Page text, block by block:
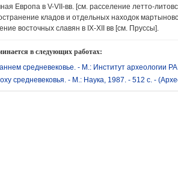
Европа в V-VII-вв. [см. расселение летто-
кладов и отдельных находок
восточных славян в IX-XII вв [см. Пруссы].
в следующих работах:
средневековье. - М.: Институт археологии
средневековья. - М.: Наука, 1987. - 512 с. -